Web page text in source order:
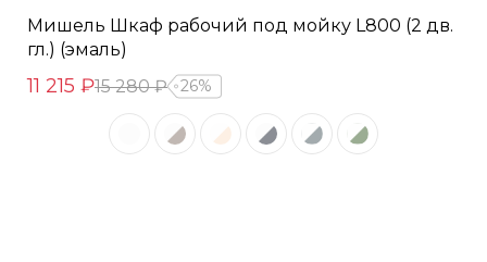
Мишель Шкаф рабочий под мойку L800 (2 дв.
гл.) (эмаль)
11 215 ₽15 280 ₽ 26%